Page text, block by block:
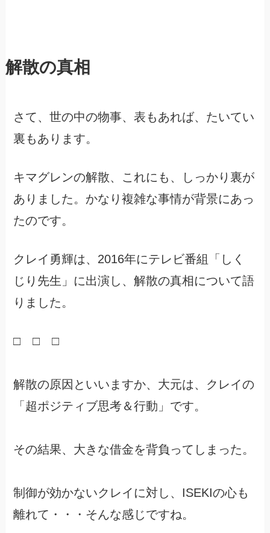
解散の真相
さて、世の中の物事、表もあれば、たいてい
裏もあります。
キマグレンの解散、これにも、しっかり裏が
ありました。かなり複雑な事情が背景にあっ
たのです。
クレイ勇輝は、2016年にテレビ番組「しく
じり先生」に出演し、解散の真相について語
りました。
□ □ □
解散の原因といいますか、大元は、クレイの
「超ポジティブ思考＆行動」です。
その結果、大きな借金を背負ってしまった。
制御が効かないクレイに対し、ISEKIの心も
離れて・・・そんな感じですね。